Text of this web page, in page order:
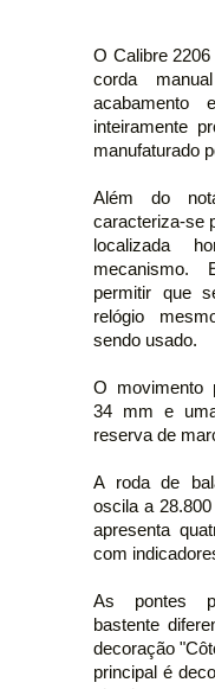
O Calibre
corda
acabamento
inteiramente
manufaturado
Além do
caracteriza-se
localizada
mecanismo.
permitir que
relógio
sendo usado.
O movimento
34 mm e
reserva de
A roda de
oscila a
apresenta
com
As pontes
bastente
decoração
principal é